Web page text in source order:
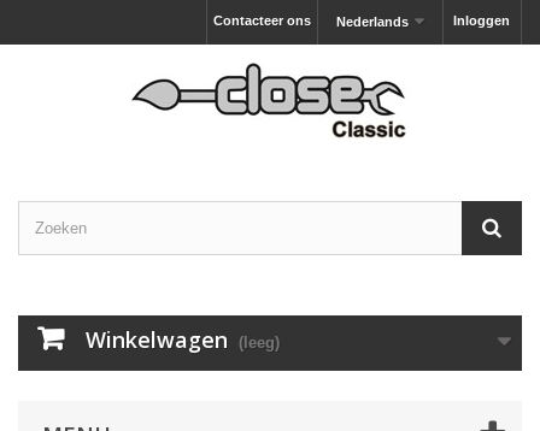
Inloggen
Nederlands
Contacteer ons
Winkelwagen (leeg)